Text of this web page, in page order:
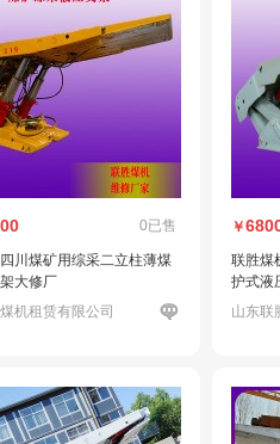
0已售
川煤矿用综采二立柱薄煤
大修厂
机租赁有限公司
￥
联胜煤
护式液
山东联